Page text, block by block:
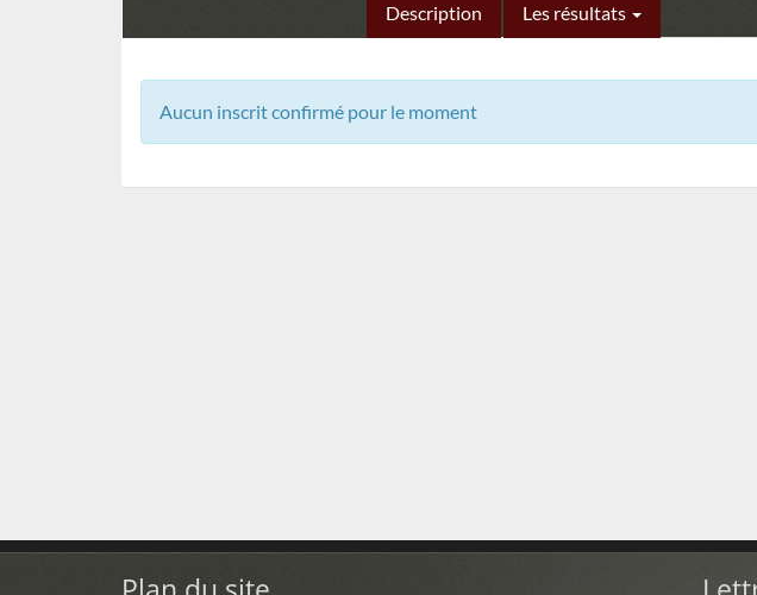
Description Les résultats
Aucun inscrit confirmé pour le moment